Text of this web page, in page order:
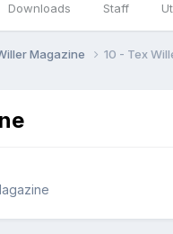
Downloads Staff
Magazine 10 - Tex